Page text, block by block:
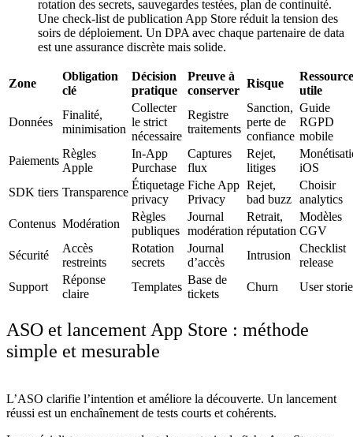
rotation des secrets, sauvegardes testées, plan de continuité.
Une check-list de publication App Store réduit la tension des
soirs de déploiement. Un DPA avec chaque partenaire de data
est une assurance discrète mais solide.
Zone
Obligation
clé
Décision
pratique
Preuve à
conserver
Risque
Ressource
utile
Données
Finalité,
minimisation
Collecter
le strict
nécessaire
Registre
traitements
Sanction,
perte de
confiance
Guide
RGPD
mobile
Paiements
Règles
Apple
In‑App
Purchase
Captures
flux
Rejet,
litiges
iOS
SDK tiers Transparence
Étiquetage
privacy
Fiche App
Privacy
Rejet,
bad buzz
Choisir
analytics
Contenus Modération
Règles
publiques
Journal
modération
Retrait,
réputation
Modèles
CGV
Sécurité
Accès
restreints
Rotation
secrets
Journal
d’accès
Intrusion
Checklist
release
Support
Réponse
claire
Templates
Base de
tickets
Churn User
ASO et lancement App Store : méthode
simple et mesurable
L’ASO clarifie l’intention et améliore la découverte. Un lancement
réussi est un enchaînement de tests courts et cohérents.